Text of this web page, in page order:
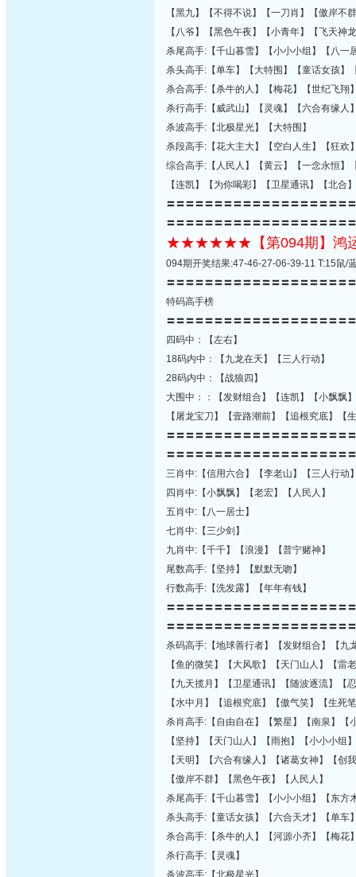
【黑九】【不得不说】【一刀肖】【傲岸
【八爷】【黑色午夜】【小青年】【飞天神
杀尾高手:【千山暮雪】【小小小组】【八一
杀头高手:【单车】【大特围】【童话女孩】
杀合高手:【杀牛的人】【梅花】【世纪飞翔
杀行高手:【威武山】【灵魂】【六合有缘人
杀波高手:【北极星光】【大特围】
杀段高手:【花大主大】【空白人生】【狂欢
综合高手:【人民人】【黄云】【一念永恒】
【连凯】【为你喝彩】【卫星通讯】【北合
〓〓〓〓〓〓〓〓〓〓〓〓〓〓〓〓〓〓〓
〓〓〓〓〓〓〓〓〓〓〓〓〓〓〓〓〓〓〓
★★★★★★【第094期】鸿
094期开奖结果:47-46-27-06-39-11 T:15鼠/
〓〓〓〓〓〓〓〓〓〓〓〓〓〓〓〓〓〓〓
特码高手榜
〓〓〓〓〓〓〓〓〓〓〓〓〓〓〓〓〓〓〓
四码中：【左右】
18码内中：【九龙在天】【三人行动】
28码内中：【战狼四】
大围中：：【发财组合】【连凯】【小飘飘
【屠龙宝刀】【壹路潮前】【追根究底】【
〓〓〓〓〓〓〓〓〓〓〓〓〓〓〓〓〓〓〓
〓〓〓〓〓〓〓〓〓〓〓〓〓〓〓〓〓〓〓
三肖中:【信用六合】【李老山】【三人行动
四肖中:【小飘飘】【老宏】【人民人】
五肖中:【八一居士】
七肖中:【三少剑】
九肖中:【千千】【浪漫】【普宁赌神】
尾数高手:【坚持】【默默无吻】
行数高手:【洗发露】【年年有钱】
〓〓〓〓〓〓〓〓〓〓〓〓〓〓〓〓〓〓〓
〓〓〓〓〓〓〓〓〓〓〓〓〓〓〓〓〓〓〓
杀码高手:【地球善行者】【发财组合】【九
【鱼的微笑】【大风歌】【天门山人】【
【九天揽月】【卫星通讯】【随波逐流】
【水中月】【追根究底】【傲气笑】【生死
杀肖高手:【自由自在】【繁星】【南泉】【
【坚持】【天门山人】【雨抱】【小小小
【天明】【六合有缘人】【诸葛女神】【
【傲岸不群】【黑色午夜】【人民人】
杀尾高手:【千山暮雪】【小小小组】【东方
杀头高手:【童话女孩】【六合天才】【单车
杀合高手:【杀牛的人】【河源小齐】【梅花
杀行高手:【灵魂】
杀波高手:【北极星光】